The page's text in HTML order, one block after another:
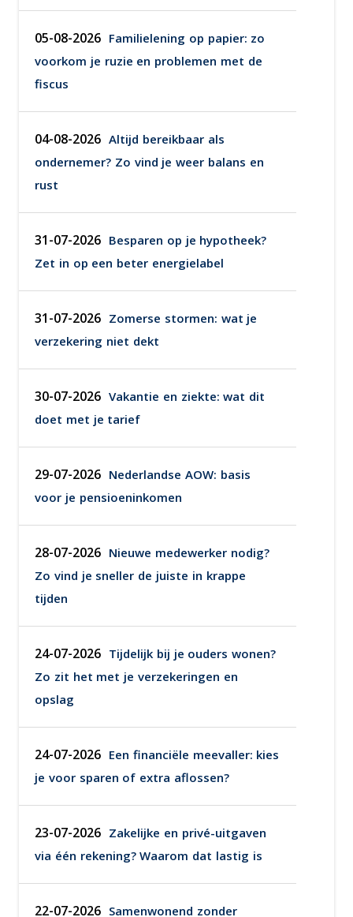
05-08-2026 Familielening op papier: zo
voorkom je ruzie en problemen met de
fiscus
04-08-2026 Altijd bereikbaar als
ondernemer? Zo vind je weer balans en
rust
31-07-2026 Besparen op je hypotheek?
Zet in op een beter energielabel
31-07-2026 Zomerse stormen: wat je
verzekering niet dekt
30-07-2026 Vakantie en ziekte: wat dit
doet met je tarief
29-07-2026 Nederlandse AOW: basis
voor je pensioeninkomen
28-07-2026 Nieuwe medewerker nodig?
Zo vind je sneller de juiste in krappe
tijden
24-07-2026 Tijdelijk bij je ouders wonen?
Zo zit het met je verzekeringen en
opslag
24-07-2026 Een financiële meevaller: kies
je voor sparen of extra aflossen?
23-07-2026 Zakelijke en privé-uitgaven
via één rekening? Waarom dat lastig is
22-07-2026 Samenwonend zonder